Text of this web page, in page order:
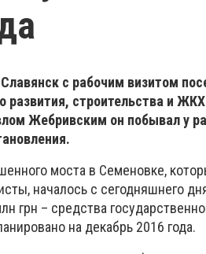
с рабочим визитом
развития, строительства и
Жебривским он побывал у
моста в Семеновке,
началось с сегодняшнего
грн – средства
на декабрь 2016 года.